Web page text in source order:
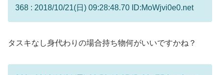
368 : 2018/10/21(日) 09:28:48.70 ID:MoWjvi0e0.net
タスキなし身代わりの場合持ち物何がいいですかね？